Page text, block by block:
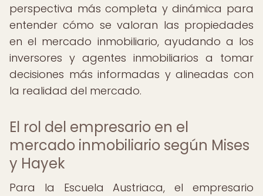
perspectiva más completa y dinámica para
entender cómo se valoran las propiedades
en el mercado inmobiliario, ayudando a los
inversores y agentes inmobiliarios a tomar
decisiones más informadas y alineadas con
la realidad del mercado.
El rol del empresario en el
mercado inmobiliario según Mises
y Hayek
Para la Escuela Austriaca, el empresario